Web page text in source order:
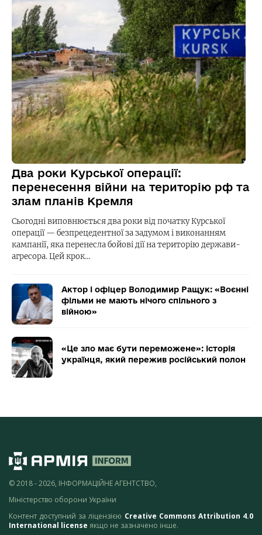
Два роки Курської операції:
перенесення війни на територію рф та
злам планів Кремля
Сьогодні виповнюється два роки від початку Курської
операції — безпрецедентної за задумом і виконанням
кампанії, яка перенесла бойові дії на територію держави-
агресора. Цей крок…
Актор і офіцер Володимир Ращук: «Воєнні
фільми не мають нічого спільного з
війною»
«Це зло має бути переможене»: історія
українця, який пережив російський полон
© 2018 - 2026, ІНФОРМАЦІЙНЕ АГЕНТСТВО,
Міністерство оборони України
Контент доступний за ліцензією Creative Commons Attribution 4.0
International license якщо не зазначено інше.